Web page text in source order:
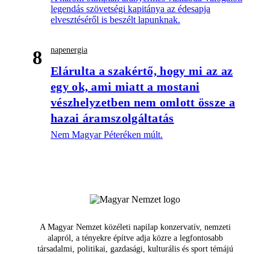
legendás szövetségi kapitánya az édesapja
elvesztéséről is beszélt lapunknak.
8 napenergia
Elárulta a szakértő, hogy mi az az
egy ok, ami miatt a mostani
vészhelyzetben nem omlott össze a
hazai áramszolgáltatás
Nem Magyar Péteréken múlt.
A Magyar Nemzet közéleti napilap konzervatív, nemzeti
alapról, a tényekre építve adja közre a legfontosabb
társadalmi, politikai, gazdasági, kulturális és sport témájú